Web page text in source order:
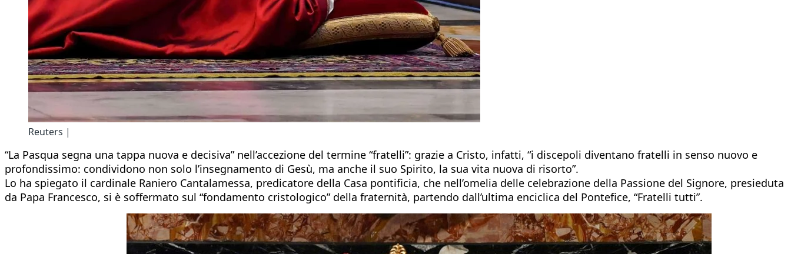
Reuters |
“La Pasqua segna una tappa nuova e decisiva” nell’accezione del termine “fratelli”: grazie a Cristo, infatti, “i discepoli diventano fratelli in senso nuovo e
profondissimo: condividono non solo l’insegnamento di Gesù, ma anche il suo Spirito, la sua vita nuova di risorto”.
Lo ha spiegato il cardinale Raniero Cantalamessa, predicatore della Casa pontificia, che nell’omelia delle celebrazione della Passione del Signore, presieduta
da Papa Francesco, si è soffermato sul “fondamento cristologico” della fraternità, partendo dall’ultima enciclica del Pontefice, “Fratelli tutti”.